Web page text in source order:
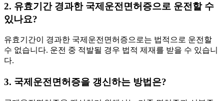
2. 유효기간 경과한 국제운전면허증으로 운전할 수
있나요?
유효기간이 경과한 국제운전면허증으로는 법적으로 운전할
수 없습니다. 운전 중 적발될 경우 법적 제재를 받을 수 있습니
다.
3. 국제운전면허증을 갱신하는 방법은?